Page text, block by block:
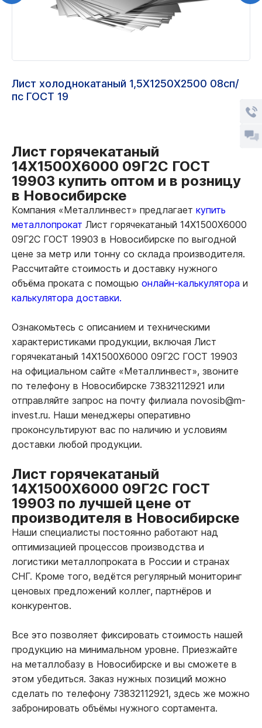
Лист холоднокатаный 1,5Х1250Х2500 08сп/
пс ГОСТ 19
Лист горячекатаный
14Х1500Х6000 09Г2С ГОСТ
19903 купить оптом и в розницу
в Новосибирске
Компания «Металлинвест» предлагает купить
металлопрокат Лист горячекатаный 14Х1500Х6000
09Г2С ГОСТ 19903 в Новосибирске по выгодной
цене за метр или тонну со склада производителя.
Рассчитайте стоимость и доставку нужного
объёма проката с помощью онлайн-калькулятора и
калькулятора доставки.
Ознакомьтесь с описанием и техническими
характеристиками продукции, включая Лист
горячекатаный 14Х1500Х6000 09Г2С ГОСТ 19903
на официальном сайте «Металлинвест», звоните
по телефону в Новосибирске 73832112921 или
отправляйте запрос на почту филиала novosib@m-
invest.ru. Наши менеджеры оперативно
проконсультируют вас по наличию и условиям
доставки любой продукции.
Лист горячекатаный
14Х1500Х6000 09Г2С ГОСТ
19903 по лучшей цене от
производителя в Новосибирске
Наши специалисты постоянно работают над
оптимизацией процессов производства и
логистики металлопроката в России и странах
СНГ. Кроме того, ведётся регулярный мониторинг
ценовых предложений коллег, партнёров и
конкурентов.
Все это позволяет фиксировать стоимость нашей
продукцию на минимальном уровне. Приезжайте
на металлобазу в Новосибирске и вы сможете в
этом убедиться. Заказ нужных позиций можно
сделать по телефону 73832112921, здесь же можно
забронировать объёмы нужного сортамента.